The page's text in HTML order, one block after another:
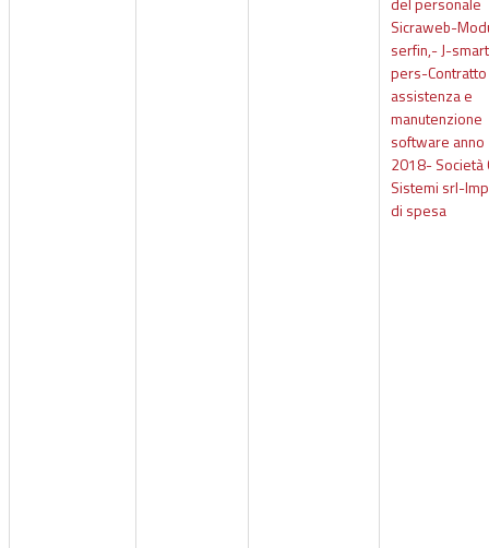
Sicraweb-
serfin,- J-
pers-
assistenza e
manutenzione
software anno
2018- Società
Sistemi srl-
di spesa